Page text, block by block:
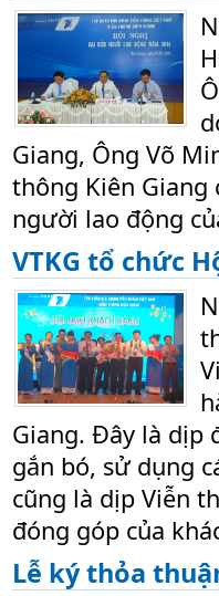
Giang, Ông Võ
thông Kiên Giang
người lao động
VTKG tổ chức
Giang. Đây là dịp
gắn bó, sử dụng
cũng là dịp Viễn
đóng góp của
Lễ ký thỏa